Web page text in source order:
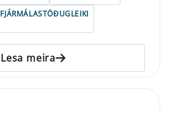
FJÁRMÁLASTÖÐUGLEIKI
Lesa meira